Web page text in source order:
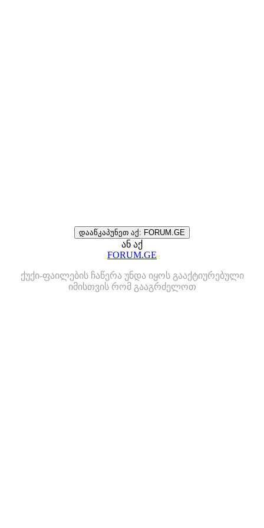
დააწკაპუნეთ აქ: FORUM.GE
ან აქ
FORUM.GE
ქუქი-ფაილების ჩაწერა უნდა იყოს გააქტიურებული
იმისთვის რომ გააგრძელოთ